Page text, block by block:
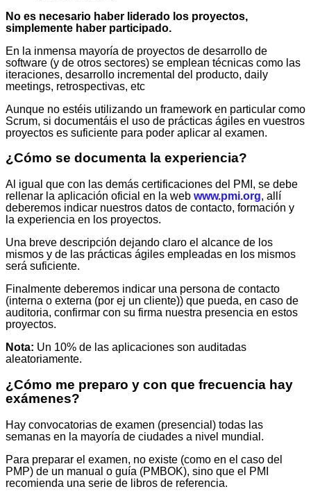
No es necesario haber liderado los proyectos,
simplemente haber participado.
En la inmensa mayoría de proyectos de desarrollo de
software (y de otros sectores) se emplean técnicas como las
iteraciones, desarrollo incremental del producto, daily
meetings, retrospectivas, etc
Aunque no estéis utilizando un framework en particular como
Scrum, si documentáis el uso de prácticas ágiles en vuestros
proyectos es suficiente para poder aplicar al examen.
¿Cómo se documenta la experiencia?
Al igual que con las demás certificaciones del PMI, se debe
rellenar la aplicación oficial en la web www.pmi.org, allí
deberemos indicar nuestros datos de contacto, formación y
la experiencia en los proyectos.
Una breve descripción dejando claro el alcance de los
mismos y de las prácticas ágiles empleadas en los mismos
será suficiente.
Finalmente deberemos indicar una persona de contacto
(interna o externa (por ej un cliente)) que pueda, en caso de
auditoria, confirmar con su firma nuestra presencia en estos
proyectos.
Nota: Un 10% de las aplicaciones son auditadas
aleatoriamente.
¿Cómo me preparo y con que frecuencia hay
exámenes?
Hay convocatorias de examen (presencial) todas las
semanas en la mayoría de ciudades a nivel mundial.
Para preparar el examen, no existe (como en el caso del
PMP) de un manual o guía (PMBOK), sino que el PMI
recomienda una serie de libros de referencia.